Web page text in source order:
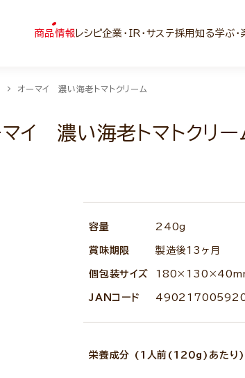
商品情報 レシピ企業・IR・サステ採用知る学ぶ・
オーマイ 濃い海老トマトクリーム
イ 濃い海老トマトクリー
容量 240g
賞味期限 製造後13ヶ月
個包装サイズ
JANコード
栄養成分 (1人前(120g)あたり)